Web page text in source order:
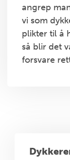
angrep
vi som
plikter til å
så blir det
forsvare